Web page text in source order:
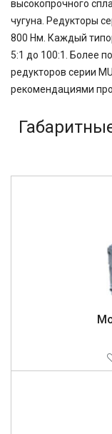
высокопрочного
чугуна. Редукторы
800 Нм. Каждый
5:1 до 100:1. Более
редукторов серии
рекомендациями